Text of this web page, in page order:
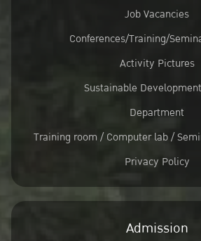
Job Vacancies
Conferences/Training/
Activity Pictures
Sustainable
Department
Training room / Computer lab /
Privacy Policy
Admission